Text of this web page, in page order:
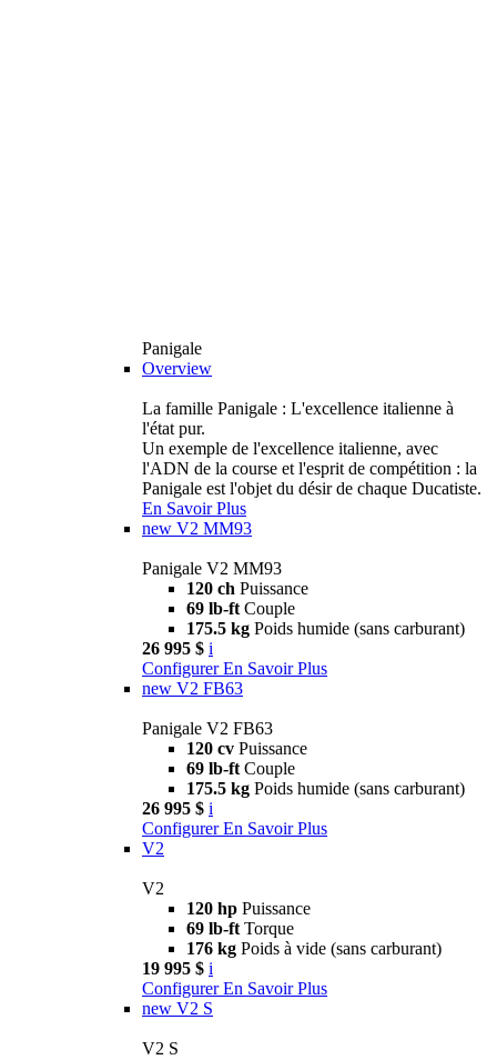
Panigale
Overview
La famille Panigale : L'excellence italienne à
l'état pur.
Un exemple de l'excellence italienne, avec
l'ADN de la course et l'esprit de compétition : la
Panigale est l'objet du désir de chaque Ducatiste.
En Savoir Plus
new V2 MM93
Panigale V2 MM93
120 ch Puissance
69 lb-ft Couple
175.5 kg Poids humide (sans carburant)
26 995 $ i
Configurer En Savoir Plus
new V2 FB63
Panigale V2 FB63
120 cv Puissance
69 lb-ft Couple
175.5 kg Poids humide (sans carburant)
26 995 $ i
Configurer En Savoir Plus
V2
V2
120 hp Puissance
69 lb-ft Torque
176 kg Poids à vide (sans carburant)
19 995 $ i
Configurer En Savoir Plus
new V2 S
V2 S